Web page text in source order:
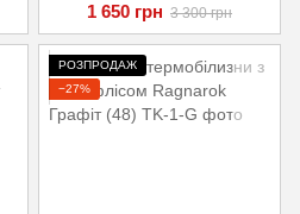
1 650 грн 3 300 грн
РОЗПРОДАЖ
−27%